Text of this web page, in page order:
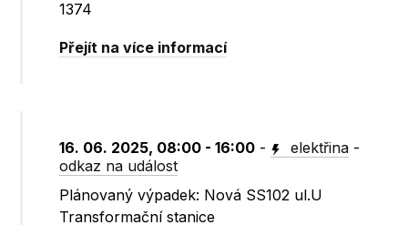
1374
Přejít na více informací
16. 06. 2025, 08:00 - 16:00 - elektřina -
odkaz na událost
Plánovaný výpadek: Nová SS102 ul.U
Transformační stanice